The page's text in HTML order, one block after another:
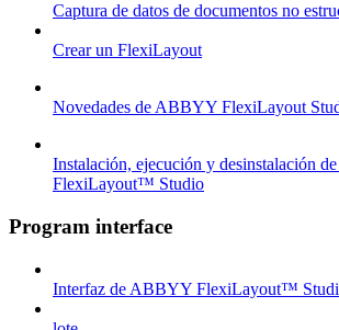
Captura de datos de documentos no
Crear un FlexiLayout
Novedades de ABBYY FlexiLayout
Instalación, ejecución y desinstalación
FlexiLayout™ Studio
Program interface
Interfaz de ABBYY FlexiLayout™